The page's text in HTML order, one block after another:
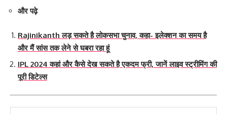
और पढ़े
Rajinikanth लड़ सकते है लोकसभा चुनाव, कहा- इलेक्शन का समय है
और मैं सांस तक लेने से घबरा रहा हूं
IPL 2024 कहां और कैसे देख सकते है एकदम फ्री, जानें लाइव स्ट्रीमिंग की
पूरी डिटेल्स